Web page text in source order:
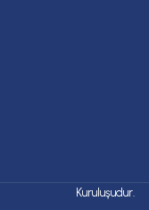
Kuruluşudur.